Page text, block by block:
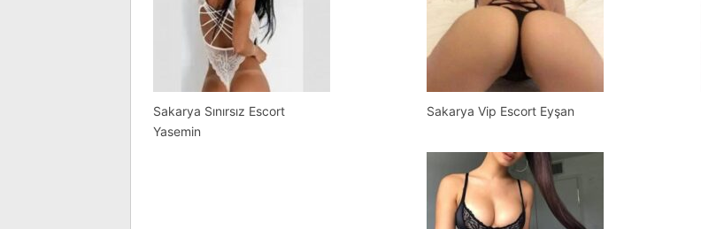
Sakarya Sınırsız Escort
Yasemin
Sakarya Vip Escort Eyşan